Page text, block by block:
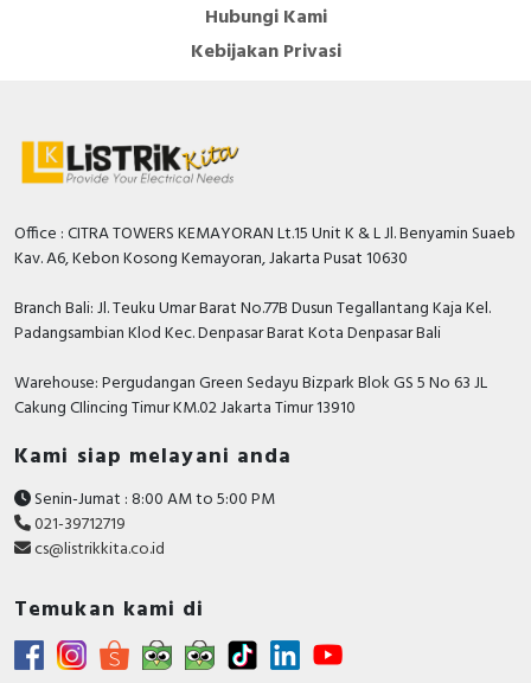
Hubungi Kami
Kebijakan Privasi
Office : CITRA TOWERS KEMAYORAN Lt.15 Unit K & L Jl. Benyamin Suaeb
Kav. A6, Kebon Kosong Kemayoran, Jakarta Pusat 10630
Branch Bali: Jl. Teuku Umar Barat No.77B Dusun Tegallantang Kaja Kel.
Padangsambian Klod Kec. Denpasar Barat Kota Denpasar Bali
Warehouse: Pergudangan Green Sedayu Bizpark Blok GS 5 No 63 JL
Cakung CIlincing Timur KM.02 Jakarta Timur 13910
Kami siap melayani anda
Senin-Jumat : 8:00 AM to 5:00 PM
021-39712719
cs@listrikkita.co.id
Temukan kami di